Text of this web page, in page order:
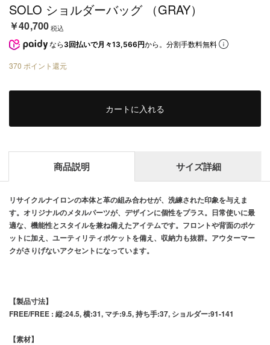
SOLO ショルダーバッグ （GRAY）
￥40,700税込
なら 3回払いで月々13,566円から。分割手数料無料
370 ポイント還元
カートに入れる
商品説明 サイズ詳細
リサイクルナイロンの本体と革の組み合わせが、洗練された印象を与えま
す。オリジナルのメタルパーツが、デザインに個性をプラス。日常使いに最
適な、機能性とスタイルを兼ね備えたアイテムです。フロントや背面のポケ
ットに加え、ユーティリティポケットを備え、収納力も抜群。アウターマー
クがさりげないアクセントになっています。
【製品寸法】
FREE/FREE : 縦:24.5, 横:31, マチ:9.5, 持ち手:37, ショルダー:91-141
【素材】